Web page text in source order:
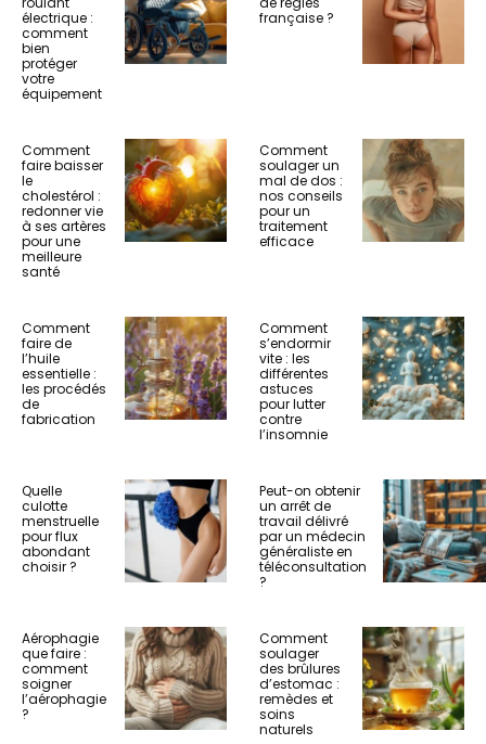
électrique :
comment
bien
protéger
votre
équipement
française ?
Comment
faire baisser
le
cholestérol :
redonner vie
à ses artères
pour une
meilleure
santé
Comment
soulager un
mal de dos :
nos conseils
pour un
traitement
efficace
Comment
faire de
l’huile
essentielle :
les procédés
de
fabrication
Comment
s’endormir
vite : les
différentes
astuces
pour lutter
contre
l’insomnie
Quelle
culotte
menstruelle
pour flux
abondant
choisir ?
Peut-on obtenir
un arrêt de
travail délivré
par un médecin
généraliste en
téléconsultation
?
Aérophagie
que faire :
comment
soigner
l’aérophagie
?
Comment
soulager
des brûlures
d’estomac :
remèdes et
soins
naturels